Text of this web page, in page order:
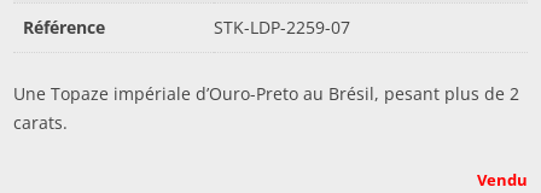
Référence STK-LDP-2259-07
Une Topaze impériale d’Ouro-Preto au Brésil, pesant plus de 2
carats.
Vendu